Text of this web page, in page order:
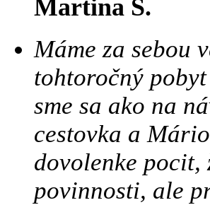
Martina S.
Máme za sebou
tohtoročný
sme sa ako na
cestovka a
dovolenke
povinnosti, ale